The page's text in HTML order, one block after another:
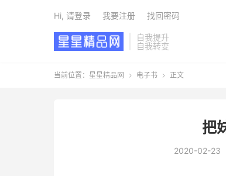
自我提升
自我转变
Hi, 请登录 我要注册 找回密码
当前位置： 星星精品网  电子书  正文
把
2020-02-23